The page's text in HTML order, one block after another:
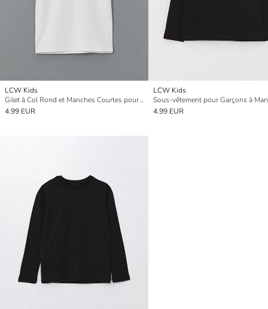
LCW Kids
Gilet à Col Rond et Manches Courtes pour Garçons
4.99 EUR
LCW Kids
4.99 EUR